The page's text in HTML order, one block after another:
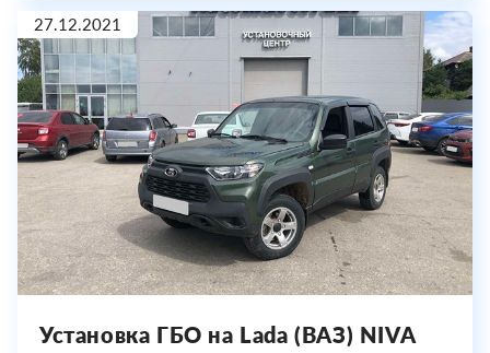
27.12.2021
Установка ГБО на Lada (ВАЗ) NIVA